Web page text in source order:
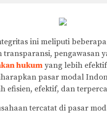
ini meliputi
transparansi, pengawasan
hukumyang lebih
pasar modal
efisien, efektif, dan
tercatat di pasar